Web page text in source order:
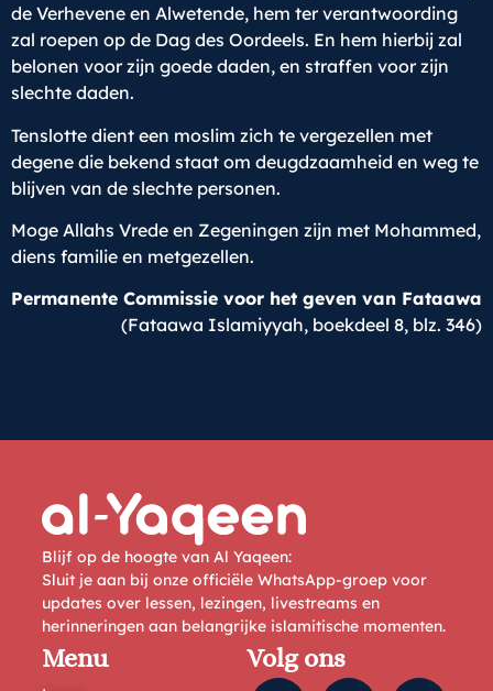
de Verhevene en Alwetende, hem ter verantwoording
zal roepen op de Dag des Oordeels. En hem hierbij zal
belonen voor zijn goede daden, en straffen voor zijn
slechte daden.
Tenslotte dient een moslim zich te vergezellen met
degene die bekend staat om deugdzaamheid en weg te
blijven van de slechte personen.
Moge Allahs Vrede en Zegeningen zijn met Mohammed,
diens familie en metgezellen.
Permanente Commissie voor het geven van Fataawa
(Fataawa Islamiyyah, boekdeel 8, blz. 346)
Blijf op de hoogte van Al Yaqeen:
Sluit je aan bij onze officiële WhatsApp-groep voor
updates over lessen, lezingen, livestreams en
herinneringen aan belangrijke islamitische momenten.
Menu Volg ons